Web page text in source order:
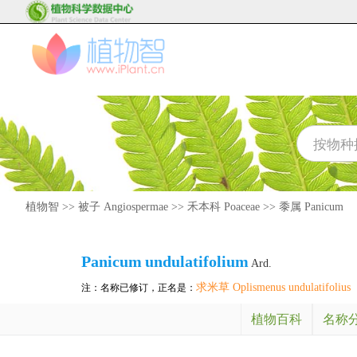
植物智 >> 被子 Angiospermae >> 禾本科 Poaceae >> 黍属 Panicum
Panicum undulatifolium Ard.
注：名称已修订，正名是： 求米草 Oplismenus undulatifolius
植物百科 名称